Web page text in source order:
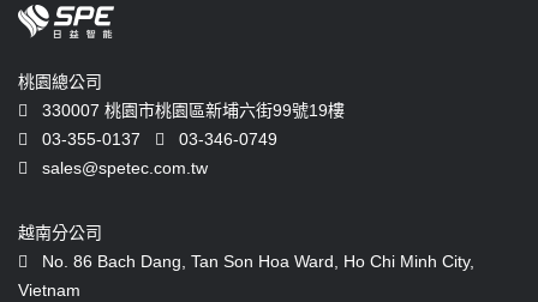
桃園總公司
330007 桃園市桃園區新埔六街99號19樓
03-355-0137
03-346-0749
sales@spetec.com.tw
越南分公司
No. 86 Bach Dang, Tan Son Hoa Ward, Ho Chi Minh City,
Vietnam